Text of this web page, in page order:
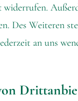
Des Weiteren
an uns